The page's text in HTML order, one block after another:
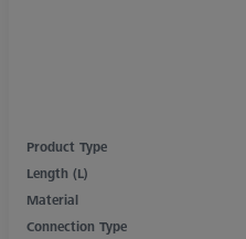
Product Type
Length (L)
Material
Connection Type